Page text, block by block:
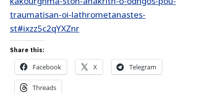
traumatisan-oi-lathrometanastes-
st#ixzz5c2qYXZnr
Share this:
Facebook X Telegram
Threads